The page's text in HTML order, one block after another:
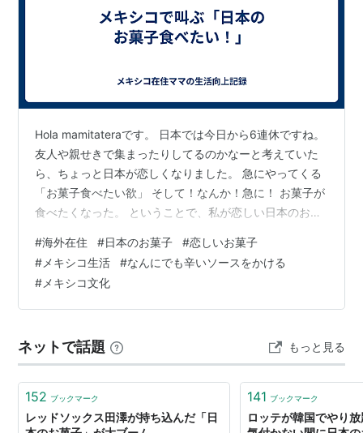
Hola mamitateraです。 日本では今日から6連休ですね。
友人や親せきで集まったりしてるのかなーと考えていた
ら、ちょっと日本が恋しくなりました。 急にやってくる
「お菓子食べたい欲」 そして！なんか！急に！ お菓子が
食べたくなった。 ということで、私が恋しい日本のお菓
きなこ餅・こつぶっこ・しみチョコ・ロングポテト・雪
見大福（冬限定だけど）・えび満月・アルフォート・そ
してミスド全部 あぁぁぁぁぁぁ！ 食べたい！！！ 日本
のお菓子ってすごい 改めて思うんですけど、 日本のお菓
も、全…
#海外在住 #日本のお菓子 #恋しいお菓子
# メキシコ生活 #なんにでも辛いソースをかける
# メキシコ文化
ネットで話題 もっと見る
152 ブックマーク
レッドソックス田澤が持ち込んだ「日
141 ブックマーク
ロッテが韓国でやり